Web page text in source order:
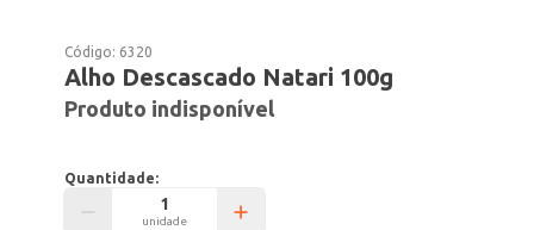
Código: 6320
Alho Descascado Natari 100g
Produto indisponível
Quantidade:
unidade